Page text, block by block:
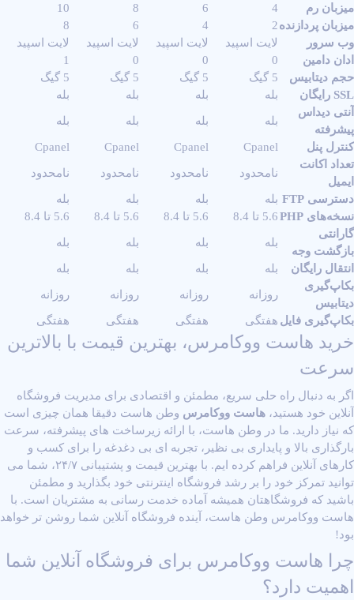
میزبان رم
4
6
8
10
میزبان پردازنده2
4
6
8
وب سرور
لایت اسپید لایت اسپید لایت اسپید
لایت اسپید
ادان دامین
0
0
0
1
حجم دیتابیس
5 گیگ 5 گیگ 5 گیگ
5 گیگ
SSL رایگان
بله بله بله
بله
آنتی دیداس
پیشرفته
بله بله بله بله
کنترل پنل Cpanel
Cpanel
Cpanel
Cpanel
تعداد اکانت
ایمیل
نامحدود نامحدود نامحدود نامحدود
دسترسی FTP بله بله بله
بله
نسخه‌های PHP
5.6 تا 8.4 5.6 تا 8.4 5.6 تا 8.4
5.6 تا 8.4
گارانتی
بازگشت وجه
بله بله بله بله
انتقال رایگان بله بله بله
بله
بکاپ‌گیری
دیتابیس
روزانه روزانه روزانه روزانه
بکاپ‌گیری فایل هفتگی هفتگی هفتگی هفتگی
خرید هاست ووکامرس، بهترین قیمت با بالاترین
سرعت
اگر به دنبال راه‌ حلی سریع، مطمئن و اقتصادی برای مدیریت فروشگاه
آنلاین خود هستید، هاست ووکامرس وطن هاست دقیقا همان چیزی است
که نیاز دارید. ما در وطن هاست، با ارائه زیرساخت ‌های پیشرفته، سرعت
بارگذاری بالا و پایداری بی ‌نظیر، تجربه ‌ای بی‌ دغدغه را برای کسب ‌و
کارهای آنلاین فراهم کرده ‌ایم. با بهترین قیمت و پشتیبانی ۲۴/۷، شما می
‌توانید تمرکز خود را بر رشد فروشگاه اینترنتی خود بگذارید و مطمئن
باشید که فروشگاهتان همیشه آماده خدمت ‌رسانی به مشتریان است. با
هاست ووکامرس وطن هاست، آینده فروشگاه آنلاین شما روشن ‌تر خواهد
بود!
چرا هاست ووکامرس برای فروشگاه آنلاین شما
اهمیت دارد؟